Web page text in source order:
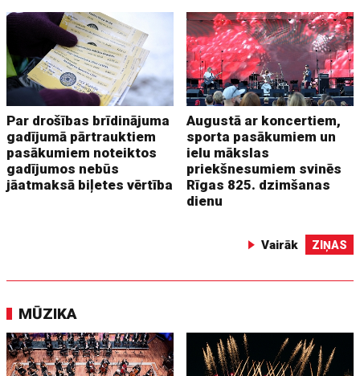
Par drošības brīdinājuma
gadījumā pārtrauktiem
pasākumiem noteiktos
gadījumos nebūs
jāatmaksā biļetes vērtība
Augustā ar koncertiem,
sporta pasākumiem un
ielu mākslas
priekšnesumiem svinēs
Rīgas 825. dzimšanas
dienu
Vairāk ZIŅAS
MŪZIKA